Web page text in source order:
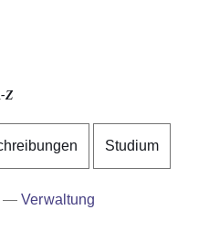
Z
Studium
Verwaltung